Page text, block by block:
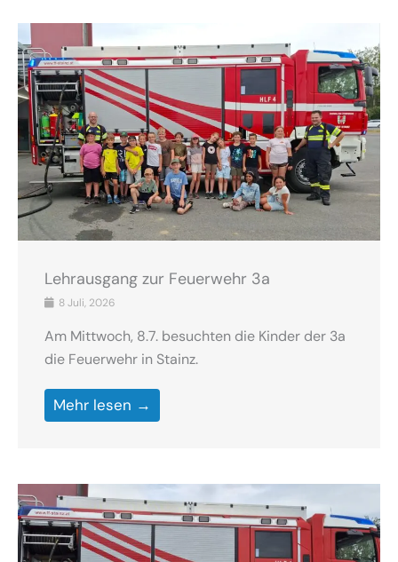
Lehrausgang zur Feuerwehr 3a
8 Juli, 2026
Am Mittwoch, 8.7. besuchten die Kinder der 3a
die Feuerwehr in Stainz.
Mehr lesen →